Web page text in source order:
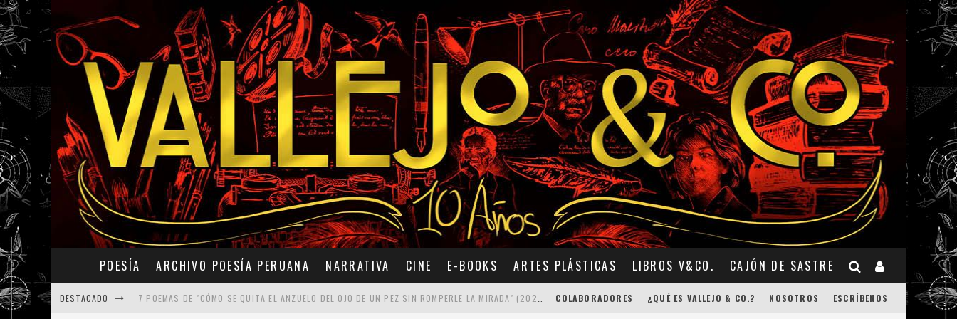
POESÍA ARCHIVO POESÍA PERUANA NARRATIVA CINE E-BOOKS ARTES PLÁSTICAS LIBROS V&CO. CAJÓN DE SASTRE
DESTACADO COLABORADORES ¿QUÉ ES VALLEJO & CO.? NOSOTROS ESCRÍBENOS